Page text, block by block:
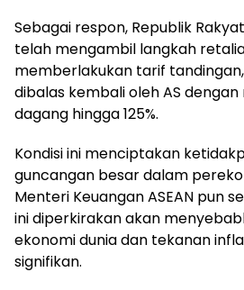
Sebagai respon, Republik
telah mengambil langkah
memberlakukan tarif
dibalas kembali oleh AS
dagang hingga 125%.
Kondisi ini menciptakan
guncangan besar dalam
Menteri Keuangan ASEAN pun
ini diperkirakan akan
ekonomi dunia dan tekanan
signifikan.